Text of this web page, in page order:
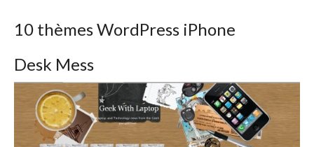
10 thèmes WordPress iPhone
Desk Mess